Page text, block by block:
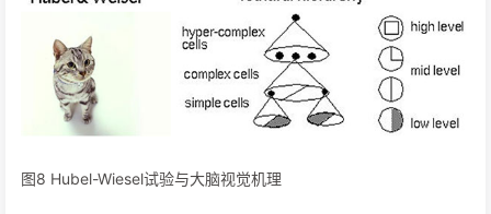
图8 Hubel-Wiesel试验与大脑视觉机理